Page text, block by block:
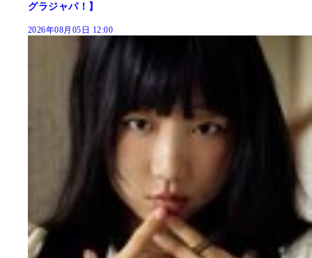
グラジャパ！】
2026年08月05日 12:00